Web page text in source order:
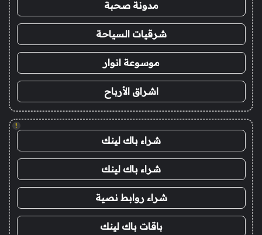
مدونة صحبة
شرقيات السياحة
موسوعة انوار
اشراق الأرباح
!
شراء باك لينك
شراء باك لينك
شراء روابط نصية
باقات باك لينك